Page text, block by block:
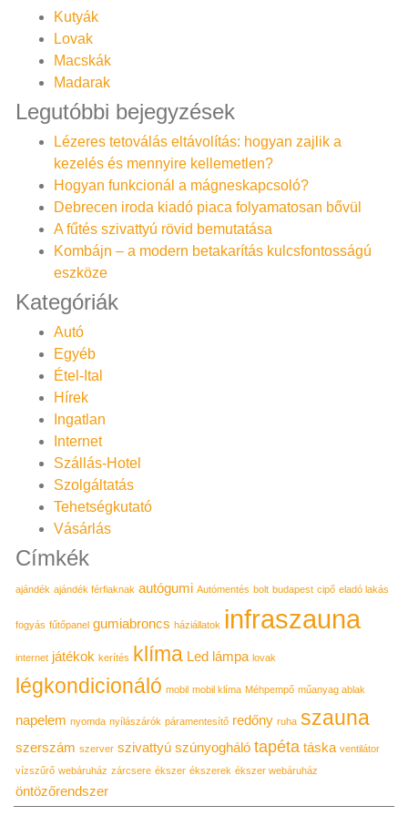
Kutyák
Lovak
Macskák
Madarak
Legutóbbi bejegyzések
Lézeres tetoválás eltávolítás: hogyan zajlik a
kezelés és mennyire kellemetlen?
Hogyan funkcionál a mágneskapcsoló?
Debrecen iroda kiadó piaca folyamatosan bővül
A fűtés szivattyú rövid bemutatása
Kombájn – a modern betakarítás kulcsfontosságú
eszköze
Kategóriák
Autó
Egyéb
Étel-Ital
Hírek
Ingatlan
Internet
Szállás-Hotel
Szolgáltatás
Tehetségkutató
Vásárlás
Címkék
ajándék ajándék férfiaknak autógumi Autómentés bolt budapest cipő eladó lakás
fogyás fűtőpanel gumiabroncs háziállatok infraszauna
internet játékok kerítés klíma Led lámpa lovak
légkondicionáló mobil mobil klíma Méhpempő műanyag ablak
napelem nyomda nyílászárók páramentesítő redőny ruha szauna
szerszám szerver szivattyú szúnyogháló tapéta táska ventilátor
vízszűrő webáruház zárcsere ékszer ékszerek ékszer webáruház
öntözőrendszer